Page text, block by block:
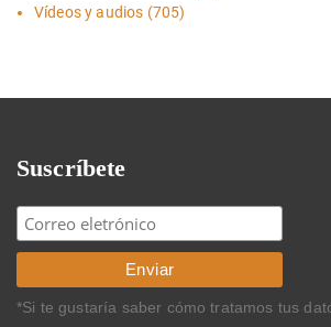
Vídeos y audios (705)
Suscríbete
*Si te gustaría saber cómo tratamos tus